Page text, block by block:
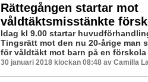
Rättegången startar mot
våldtäktsmisstänkte
Idag kl 9.00 startar
Tingsrätt mot den nu 20-årige man
för våldtäkt mot barn på en förskola
30 januari 2018 klockan 08:48 av Camilla